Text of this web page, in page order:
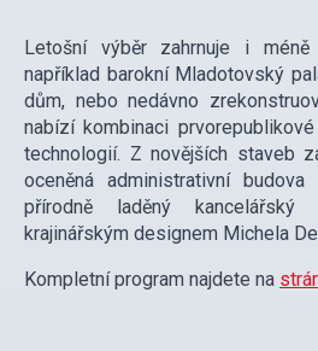
Letošní výběr zahrnuje i
například barokní Mladotovský
dům, nebo nedávno
nabízí kombinaci
technologií. Z novějších staveb
oceněná administrativní
přírodně laděný
krajinářským designem Michela
Kompletní program najdete na